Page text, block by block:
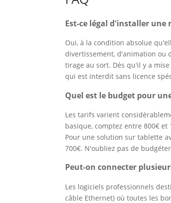
Est-ce légal d'installer une
Oui, à la condition absolue
divertissement, d'animation ou
tirage au sort. Dès qu'il y a
qui est interdit sans licence
Quel est le budget pour
Les tarifs varient
basique, comptez entre 800€
Pour une solution sur tablette
700€. N'oubliez pas de
Peut-on connecter
Les logiciels professionnels
câble Ethernet) où toutes les